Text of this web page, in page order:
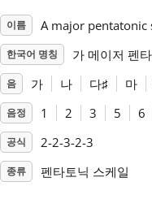
Deutsch
English
이름 A major pentatonic
한국어 명칭 가 메이저 펜
음 가 나 다♯ 마
음정 1 2 3 5 6
공식 2-2-3-2-3
종류 펜타토닉 스케일